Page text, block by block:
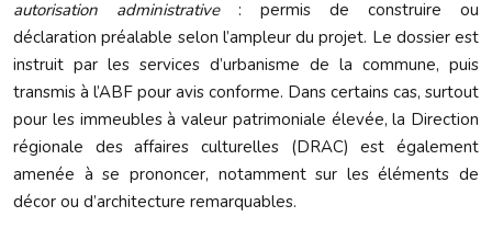
autorisation administrative: permis de construire ou
déclaration préalable selon l’ampleur du projet. Le dossier est
instruit par les services d’urbanisme de la commune, puis
transmis à l’ABF pour avis conforme. Dans certains cas, surtout
pour les immeubles à valeur patrimoniale élevée, la Direction
régionale des affaires culturelles (DRAC) est également
amenée à se prononcer, notamment sur les éléments de
décor ou d’architecture remarquables.